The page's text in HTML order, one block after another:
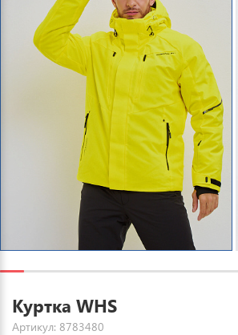
Куртка WHS
Артикул: 8783480